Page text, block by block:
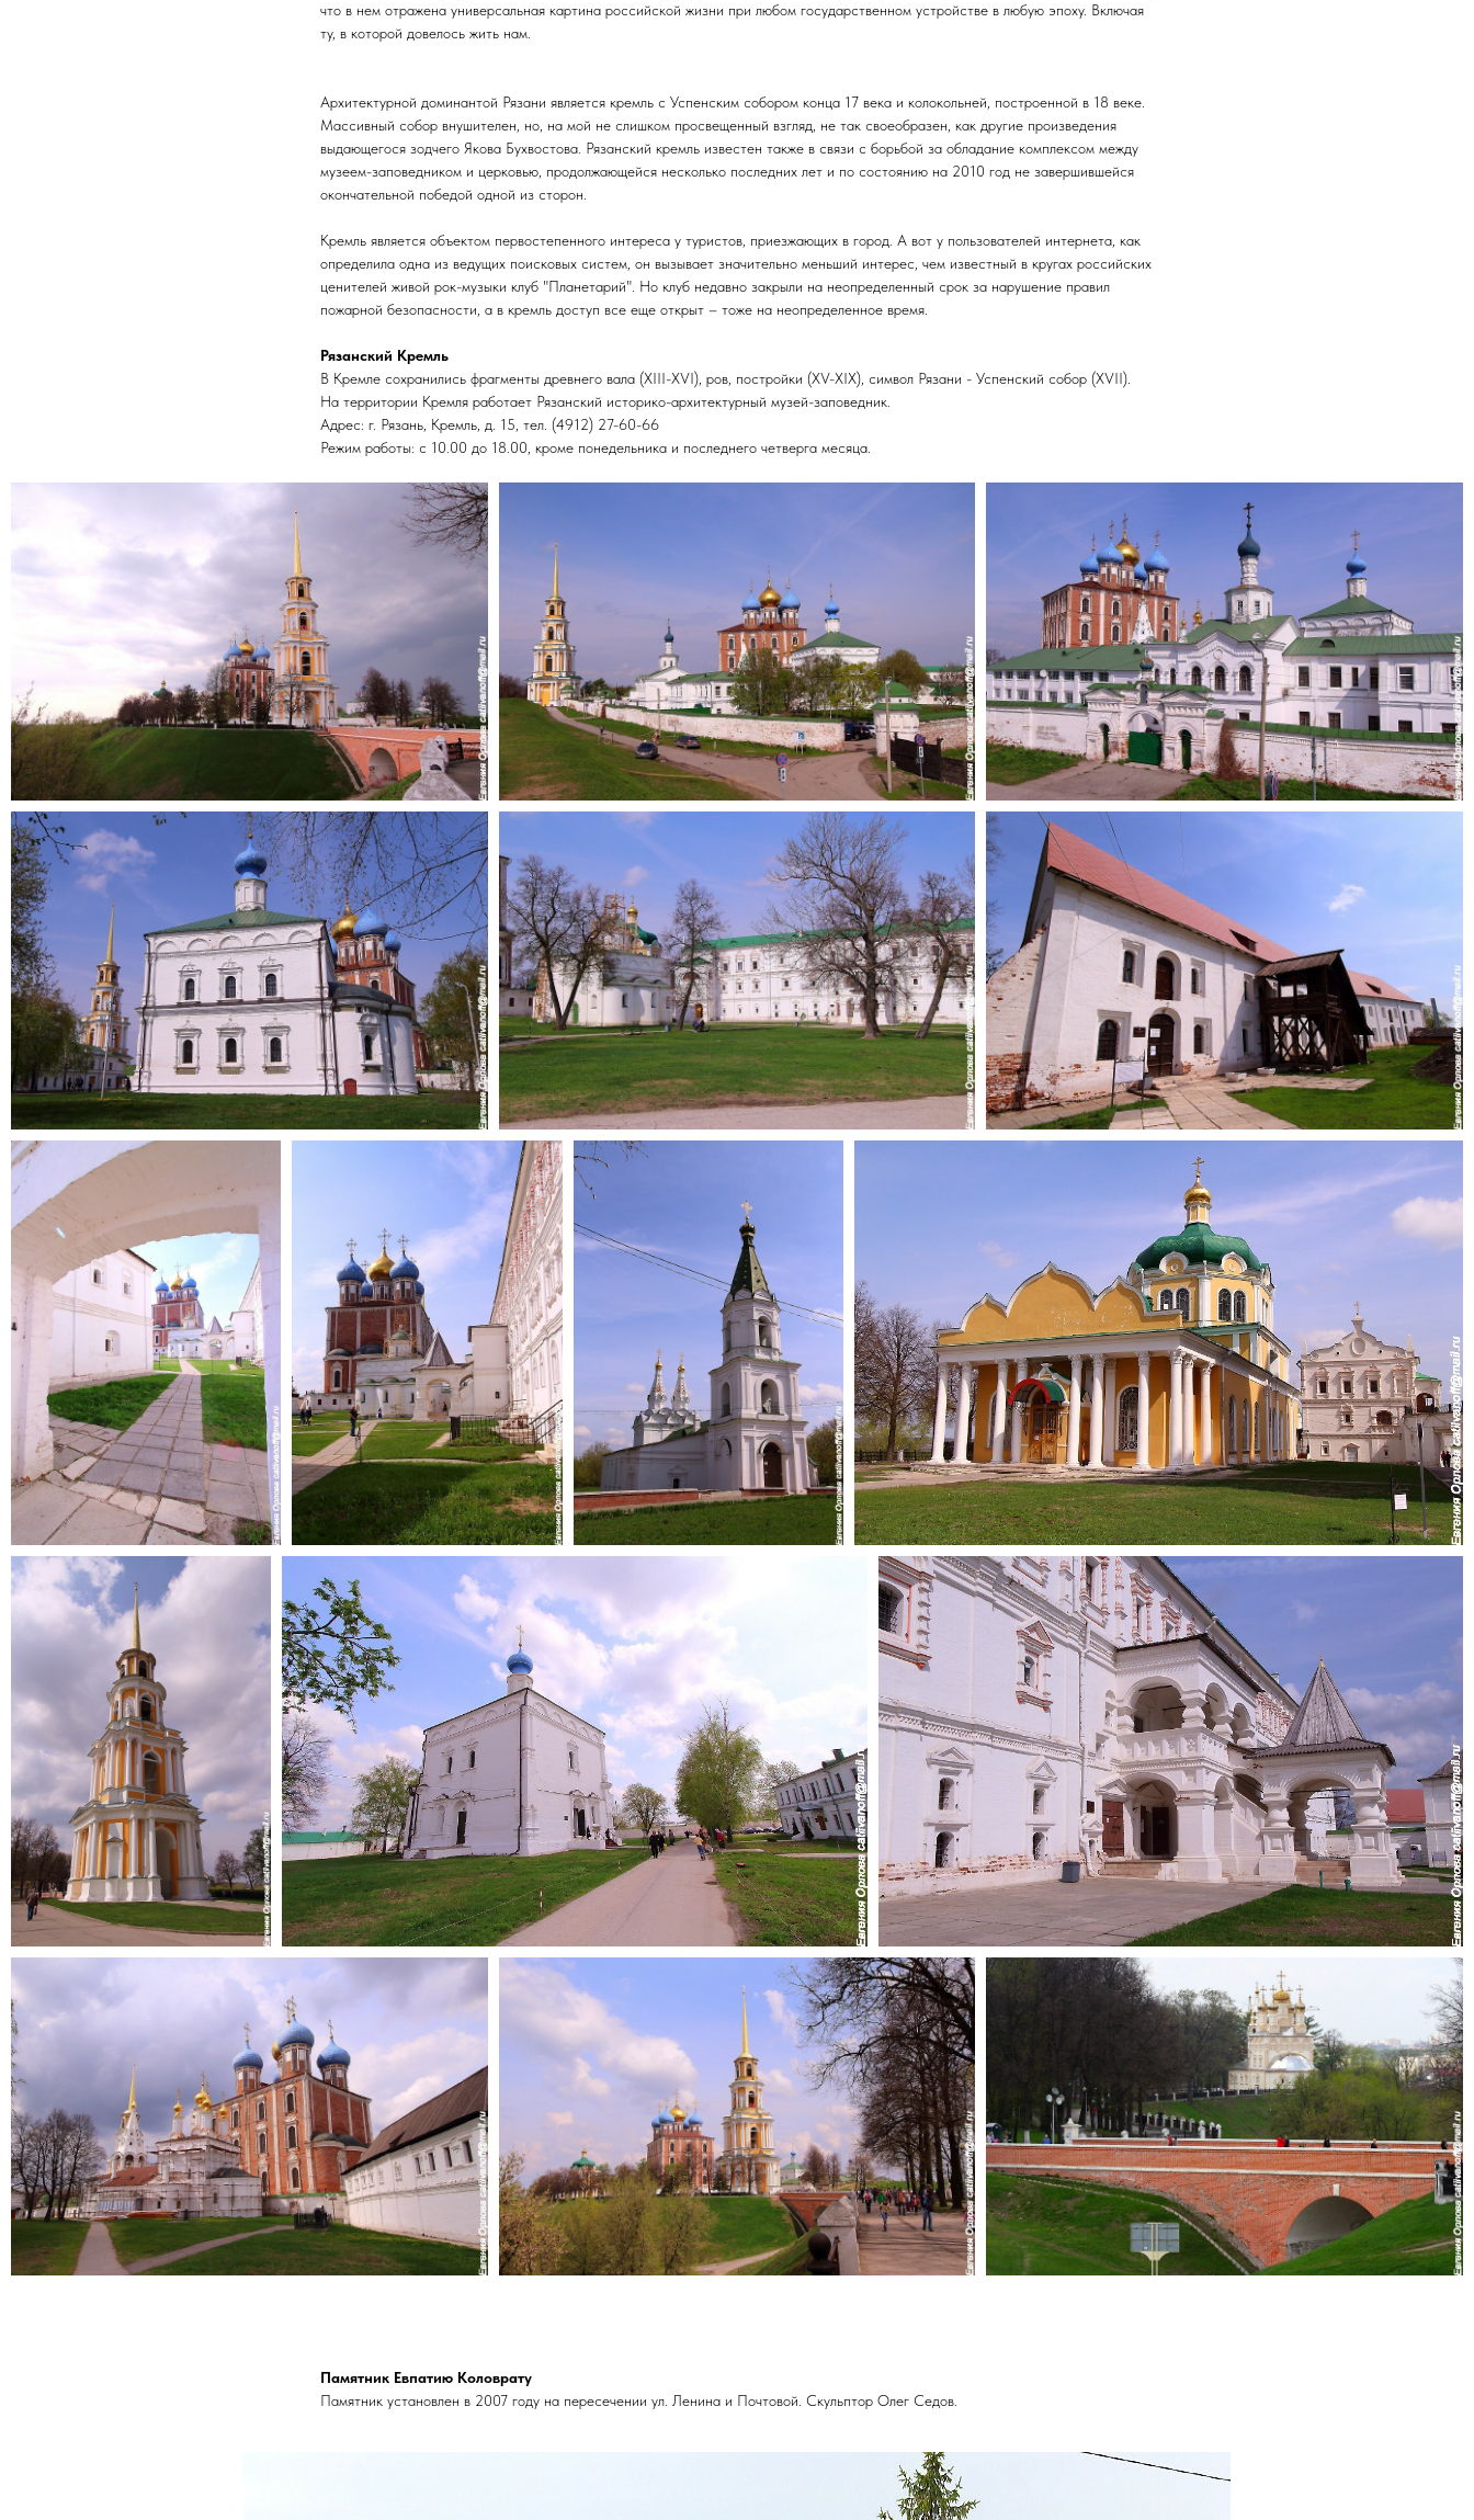
что в нем отражена универсальная картина российской жизни при любом государственном устройстве в любую эпоху. Включая
ту, в которой довелось жить нам.
Архитектурной доминантой Рязани является кремль с Успенским собором конца 17 века и колокольней, построенной в 18 веке.
Массивный собор внушителен, но, на мой не слишком просвещенный взгляд, не так своеобразен, как другие произведения
выдающегося зодчего Якова Бухвостова. Рязанский кремль известен также в связи с борьбой за обладание комплексом между
музеем-заповедником и церковью, продолжающейся несколько последних лет и по состоянию на 2010 год не завершившейся
окончательной победой одной из сторон.
Кремль является объектом первостепенного интереса у туристов, приезжающих в город. А вот у пользователей интернета, как
определила одна из ведущих поисковых систем, он вызывает значительно меньший интерес, чем известный в кругах российских
ценителей живой рок-музыки клуб "Планетарий". Но клуб недавно закрыли на неопределенный срок за нарушение правил
пожарной безопасности, а в кремль доступ все еще открыт – тоже на неопределенное время.
Рязанский Кремль
В Кремле сохранились фрагменты древнего вала (XIII-XVI), ров, постройки (XV-XIX), символ Рязани - Успенский собор (XVII).
На территории Кремля работает Рязанский историко-архитектурный музей-заповедник.
Адрес: г. Рязань, Кремль, д. 15, тел. (4912) 27-60-66
Режим работы: с 10.00 до 18.00, кроме понедельника и последнего четверга месяца.
Памятник Евпатию Коловрату
Памятник установлен в 2007 году на пересечении ул. Ленина и Почтовой. Скульптор Олег Седов.